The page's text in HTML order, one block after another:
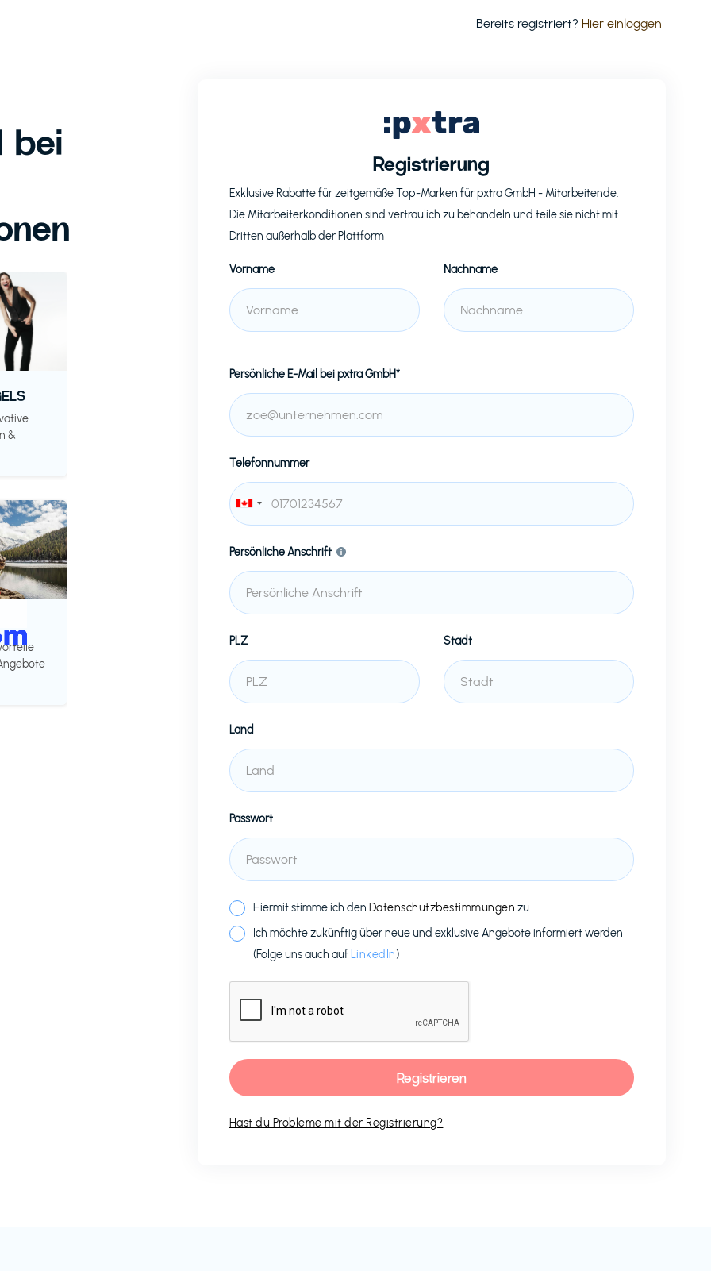
Bereits registriert? Hier einloggen
bei
&
Registrierung
Exklusive Rabatte für zeitgemäße Top-Marken fürpxtra GmbH - Mitarbeitende.
Die Mitarbeiterkonditionen sind vertraulich zu behandeln und teile sie nicht mit
Dritten außerhalb der Plattform
Vorname Nachname
Persönliche E-Mail beipxtra GmbH*
Telefonnummer
Persönliche Anschrift
PLZ Stadt
Land
Passwort
Hiermit stimme ich den Datenschutzbestimmungen zu
Ich möchte zukünftig über neue und exklusive Angebote informiert werden
(Folge uns auch auf LinkedIn)
Hast du Probleme mit der Registrierung?